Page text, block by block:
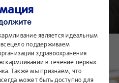
является идеальным
поддерживаем
здравоохранения
в течение первых
Также мы признаем, что
может быть доступно для